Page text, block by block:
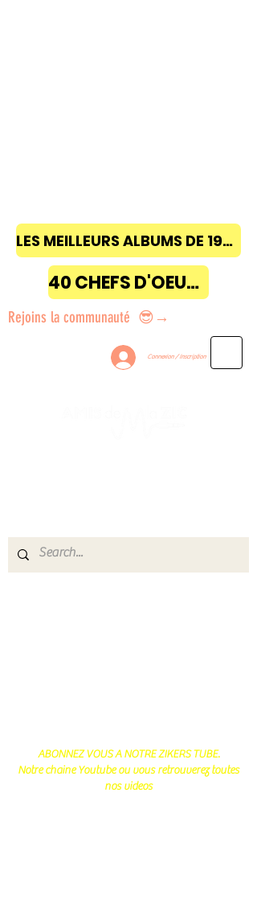
LES MEILLEURS ALBUMS DE 1968 à 2018
40 CHEFS D'OEUVRE
Rejoins la communauté 😎→
Connexion / Inscription
ABONNEZ VOUS A NOTRE ZIKERS TUBE.
Notre chaine Youtube ou vous retrouverez toutes
nos videos